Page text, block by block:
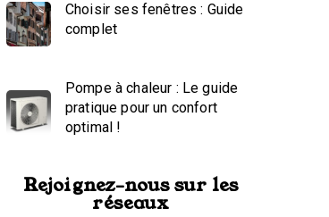
Choisir ses fenêtres : Guide
complet
Pompe à chaleur : Le guide
pratique pour un confort
optimal !
Rejoignez-nous sur les
réseaux